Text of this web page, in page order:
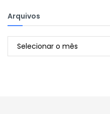
Arquivos
Arquivos